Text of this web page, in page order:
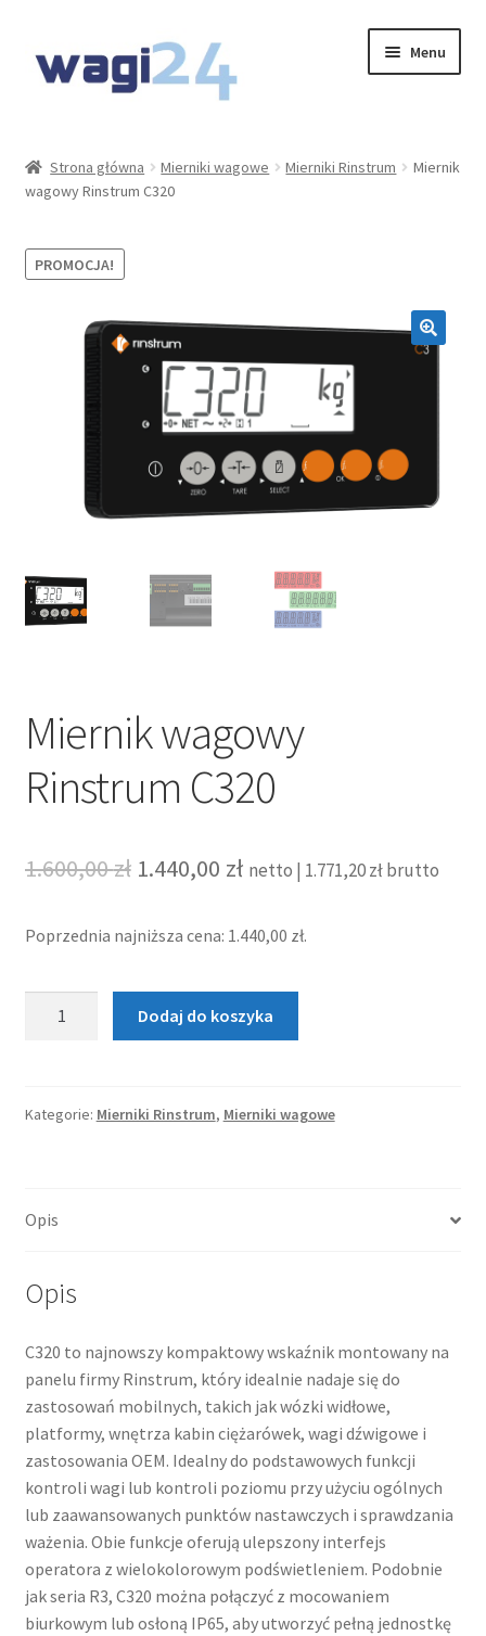
do
do
Menu
Moje konto
Koszyk
Rozwiń
Strona główna Mierniki wagowe Mierniki Rinstrum
Miernik
wagowy Rinstrum C320
PROMOCJA!
Miernik wagowy
Rinstrum C320
1.600,00zł Pierwotna
wynosiła:
1.600,00 zł.
1.440,00 złAktualna
wynosi:
1.440,00 zł.
netto | 1.771,20złbrutto
Poprzednia najniższa cena: 1.440,00 zł.
C320
Dodaj do koszyka
Kategorie: Mierniki Rinstrum, Mierniki wagowe
Opis
Opis
C320 to najnowszy kompaktowy wskaźnik montowany na
panelu firmy Rinstrum, który idealnie nadaje się do
zastosowań mobilnych, takich jak wózki widłowe,
platformy, wnętrza kabin ciężarówek, wagi dźwigowe i
zastosowania OEM. Idealny do podstawowych funkcji
kontroli wagi lub kontroli poziomu przy użyciu ogólnych
lub zaawansowanych punktów nastawczych i sprawdzania
ważenia. Obie funkcje oferują ulepszony interfejs
operatora z wielokolorowym podświetleniem. Podobnie
jak seria R3, C320 można połączyć z mocowaniem
biurkowym lub osłoną IP65, aby utworzyć pełną jednostkę